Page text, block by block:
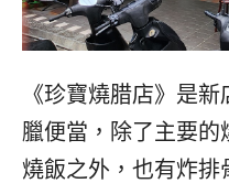
《珍寶燒腊店》是
臘便當， 除了主要的
燒飯之外， 也有炸排